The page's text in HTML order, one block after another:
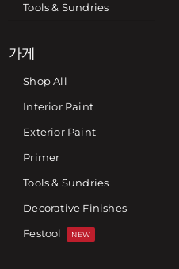
Tools & Sundries
가게
Shop All
Interior Paint
Exterior Paint
Primer
Tools & Sundries
Decorative Finishes
Festool
NEW